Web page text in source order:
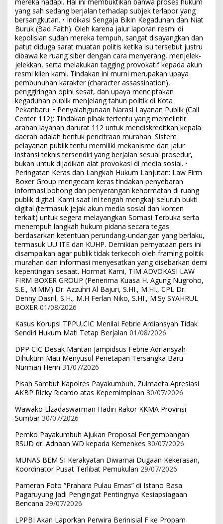
yang sah sedang berjalan terhadap subjek terlapor yang
bersangkutan. • Indikasi Sengaja Bikin Kegaduhan dan Niat
Buruk (Bad Faith): Oleh karena jalur laporan resmi di
kepolisian sudah mereka tempuh, sangat disayangkan dan
patut diduga sarat muatan politis ketika isu tersebut justru
dibawa ke ruang siber dengan cara menyerang, menjelek-
jelekkan, serta melakukan tagging provokatif kepada akun
resmi klien kami. Tindakan ini murni merupakan upaya
pembunuhan karakter (character assassination),
penggiringan opini sesat, dan upaya menciptakan
kegaduhan publik menjelang tahun politik di Kota
Pekanbaru. • Penyalahgunaan Narasi Layanan Publik (Call
Center 112): Tindakan pihak tertentu yang memelintir
arahan layanan darurat 112 untuk mendiskreditkan kepala
daerah adalah bentuk pencitraan murahan. Sistem
pelayanan publik tentu memiliki mekanisme dan jalur
instansi teknis tersendiri yang berjalan sesuai prosedur,
bukan untuk dijadikan alat provokasi di media sosial. •
Peringatan Keras dan Langkah Hukum Lanjutan: Law Firm
Boxer Group mengecam keras tindakan penyebaran
informasi bohong dan penyerangan kehormatan di ruang
publik digital. Kami saat ini tengah mengkaji seluruh bukti
digital (termasuk jejak akun media sosial dan konten
terkait) untuk segera melayangkan Somasi Terbuka serta
menempuh langkah hukum pidana secara tegas
berdasarkan ketentuan perundang-undangan yang berlaku,
termasuk UU ITE dan KUHP. Demikian pernyataan pers ini
disampaikan agar publik tidak terkecoh oleh framing politik
murahan dan informasi menyesatkan yang disebarkan demi
kepentingan sesaat. Hormat Kami, TIM ADVOKASI LAW
FIRM BOXER GROUP (Penerima Kuasa H. Agung Nugroho,
S.E., M.MM) Dr. Azzuhri Al Bajuri, S.HI., M.HI., CPL Dr.
Denny Dasril, S.H., M.H Ferlan Niko, S.HI., M.Sy SYAHRUL
BOXER 01/08/2026
Kasus Korupsi TPPU,CIC Menilai Febrie Ardiansyah Tidak
Sendiri Hukum Mati Tetap Berjalan 01/08/2026
DPP CIC Desak Mantan Jampidsus Febrie Adriansyah
Dihukum Mati Menyusul Penetapan Tersangka Baru
Nurman Herin 31/07/2026
Pisah Sambut Kapolres Payakumbuh, Zulmaeta Apresiasi
AKBP Ricky Ricardo atas Kepemimpinan 30/07/2026
Wawako Elzadaswarman Hadiri Rakor KKMA Provinsi
Sumbar 30/07/2026
Pemko Payakumbuh Ajukan Proposal Pengembangan
RSUD dr. Adnaan WD kepada Kemenkes 30/07/2026
MUNAS BEM SI Kerakyatan Diwarnai Dugaan Kekerasan,
Koordinator Pusat Terlibat Pemukulan 29/07/2026
Pameran Foto “Prahara Pulau Emas” di Istano Basa
Pagaruyung Jadi Pengingat Pentingnya Kesiapsiagaan
Bencana 29/07/2026
LPPBI Akan Laporkan Perwira Berinisial F ke Propam